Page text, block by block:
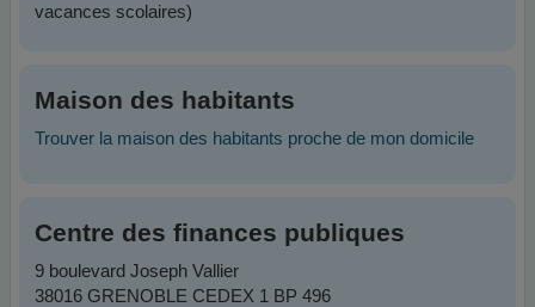
vacances scolaires)
Maison des habitants
Trouver la maison des habitants proche de mon domicile
Centre des finances publiques
9 boulevard Joseph Vallier
38016 GRENOBLE CEDEX 1 BP 496